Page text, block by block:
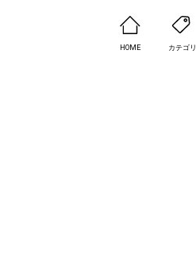
HOME カテゴリ